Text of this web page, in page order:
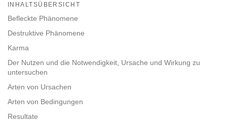
INHALTSÜBERSICHT
Befleckte Phänomene
Destruktive Phänomene
Karma
Der Nutzen und die Notwendigkeit, Ursache und Wirkung zu
untersuchen
Arten von Ursachen
Arten von Bedingungen
Resultate